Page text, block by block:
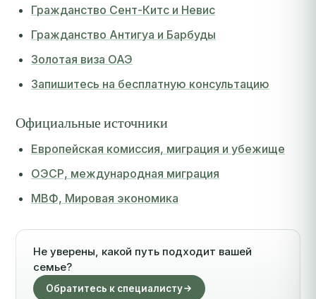
Гражданство Сент-Китс и Невис
Гражданство Антигуа и Барбуды
Золотая виза ОАЭ
Запишитесь на бесплатную консультацию
Официальные источники
Европейская комиссия, миграция и убежище
ОЭСР, международная миграция
МВФ, Мировая экономика
Не уверены, какой путь подходит вашей
семье?
Обратитесь к специалисту